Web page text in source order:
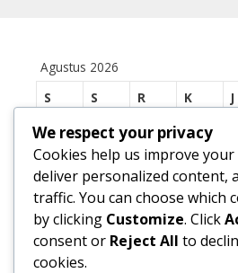
Agustus 2026
S
S R K J
3
4 5 6
10
11 12 13
17
18 19 20
24
We respect your privacy
Cookies help us improve your
deliver personalized content,
traffic. You can choose which
by clicking Customize. Click
consent or Reject All to
cookies.